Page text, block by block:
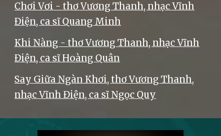
Chơi Vơi - thơ Vương Thanh, nhạc Vĩnh
Điện, ca sĩ Quang Minh
Khi Nàng - thơ Vương Thanh, nhạc Vĩnh
Điện, ca sĩ Hoàng Quân
Say Giữa Ngàn Khơi, thơ Vương Thanh,
nhạc Vĩnh Điện, ca sĩ Ngọc Quy